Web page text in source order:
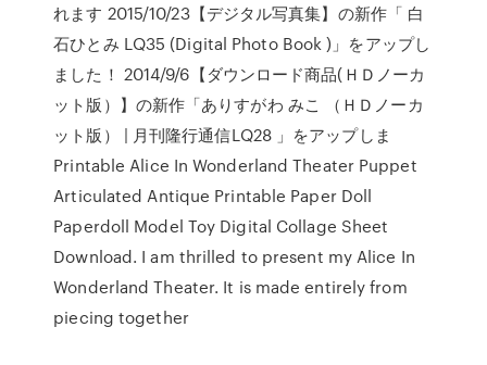
れます 2015/10/23【デジタル写真集】の新作「 白
石ひとみ LQ35 (Digital Photo Book )」をアップし
ました！ 2014/9/6【ダウンロード商品(ＨＤノーカ
ット版）】の新作「ありすがわ みこ （ＨＤノーカ
ット版） | 月刊隆行通信LQ28 」をアップしま
Printable Alice In Wonderland Theater Puppet
Articulated Antique Printable Paper Doll
Paperdoll Model Toy Digital Collage Sheet
Download. I am thrilled to present my Alice In
Wonderland Theater. It is made entirely from
piecing together